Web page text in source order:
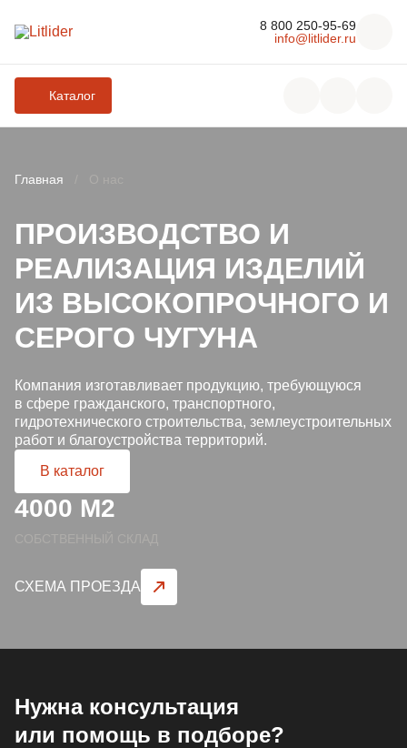
8 800 250-95-69
info@litlider.ru
Каталог
ДОЖДЕПРИЕМНИКИ
ЛИВНЕВЫЕ РЕШЕТКИ
ЛЕСТНИЦЫ И СКОБЫ
ВОРОНКИ И ТРУБЫ ЧУГУННЫЕ
Главная
ПРОИЗВОДСТВО И
РЕАЛИЗАЦИЯ ИЗДЕЛИЙ
ИЗ ВЫСОКОПРОЧНОГО И
СЕРОГО ЧУГУНА
Компания изготавливает продукцию, требующуюся
в сфере гражданского, транспортного,
гидротехнического строительства, землеустроительных
работ и благоустройства территорий.
В каталог
4000 М2
СХЕМА ПРОЕЗДА
Нужна консультация
или помощь в подборе?